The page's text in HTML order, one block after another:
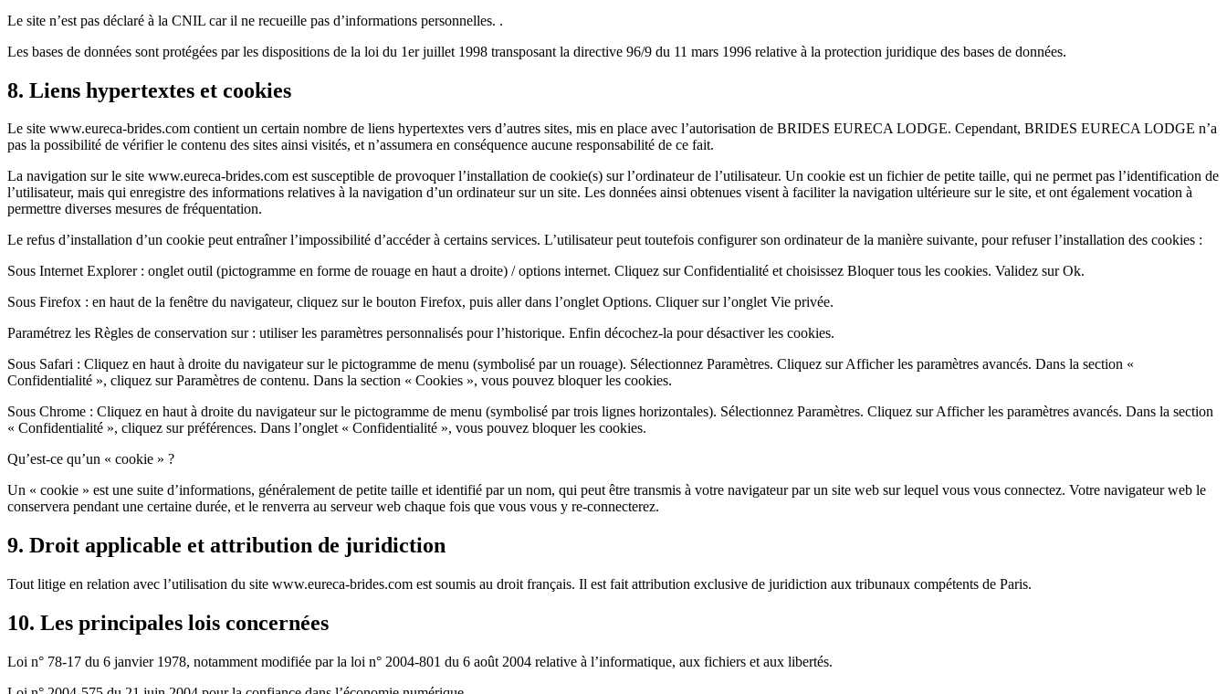
Le site n’est pas déclaré à la CNIL car il ne recueille pas d’informations personnelles. .
Les bases de données sont protégées par les dispositions de la loi du 1er juillet 1998 transposant la directive 96/9 du 11 mars 1996 relative à la protection juridique des bases de données.
8. Liens hypertextes et cookies
Le site www.eureca-brides.com contient un certain nombre de liens hypertextes vers d’autres sites, mis en place avec l’autorisation de BRIDES EURECA LODGE. Cependant, BRIDES EURECA LODGE n’a
pas la possibilité de vérifier le contenu des sites ainsi visités, et n’assumera en conséquence aucune responsabilité de ce fait.
La navigation sur le site www.eureca-brides.com est susceptible de provoquer l’installation de cookie(s) sur l’ordinateur de l’utilisateur. Un cookie est un fichier de petite taille, qui ne permet pas l’identification de
l’utilisateur, mais qui enregistre des informations relatives à la navigation d’un ordinateur sur un site. Les données ainsi obtenues visent à faciliter la navigation ultérieure sur le site, et ont également vocation à
permettre diverses mesures de fréquentation.
Le refus d’installation d’un cookie peut entraîner l’impossibilité d’accéder à certains services. L’utilisateur peut toutefois configurer son ordinateur de la manière suivante, pour refuser l’installation des cookies :
Sous Internet Explorer : onglet outil (pictogramme en forme de rouage en haut a droite) / options internet. Cliquez sur Confidentialité et choisissez Bloquer tous les cookies. Validez sur Ok.
Sous Firefox : en haut de la fenêtre du navigateur, cliquez sur le bouton Firefox, puis aller dans l’onglet Options. Cliquer sur l’onglet Vie privée.
Paramétrez les Règles de conservation sur : utiliser les paramètres personnalisés pour l’historique. Enfin décochez-la pour désactiver les cookies.
Sous Safari : Cliquez en haut à droite du navigateur sur le pictogramme de menu (symbolisé par un rouage). Sélectionnez Paramètres. Cliquez sur Afficher les paramètres avancés. Dans la section «
Confidentialité », cliquez sur Paramètres de contenu. Dans la section « Cookies », vous pouvez bloquer les cookies.
Sous Chrome : Cliquez en haut à droite du navigateur sur le pictogramme de menu (symbolisé par trois lignes horizontales). Sélectionnez Paramètres. Cliquez sur Afficher les paramètres avancés. Dans la section
« Confidentialité », cliquez sur préférences. Dans l’onglet « Confidentialité », vous pouvez bloquer les cookies.
Qu’est-ce qu’un « cookie » ?
Un « cookie » est une suite d’informations, généralement de petite taille et identifié par un nom, qui peut être transmis à votre navigateur par un site web sur lequel vous vous connectez. Votre navigateur web le
conservera pendant une certaine durée, et le renverra au serveur web chaque fois que vous vous y re-connecterez.
9. Droit applicable et attribution de juridiction
Tout litige en relation avec l’utilisation du site www.eureca-brides.com est soumis au droit français. Il est fait attribution exclusive de juridiction aux tribunaux compétents de Paris.
10. Les principales lois concernées
Loi n° 78-17 du 6 janvier 1978, notamment modifiée par la loi n° 2004-801 du 6 août 2004 relative à l’informatique, aux fichiers et aux libertés.